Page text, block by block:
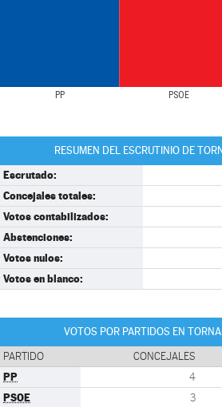
PP PSOE
RESUMEN DEL ESCRUTINIO DE
Escrutado:
Concejales totales:
Votos contabilizados:
Abstenciones:
Votos nulos:
Votos en blanco:
VOTOS POR PARTIDOS EN
PARTIDO CONCEJALES
PP 4
PSOE 3